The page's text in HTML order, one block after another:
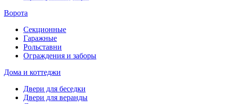
Ворота
Секционные
Гаражные
Рольставни
Ограждения и заборы
Дома и коттеджи
Двери для беседки
Двери для веранды